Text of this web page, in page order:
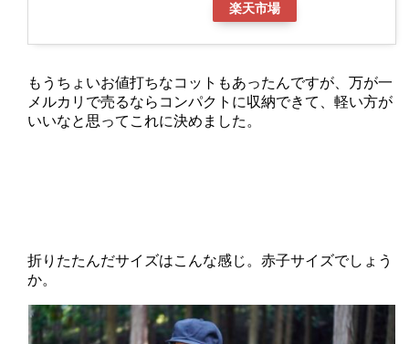
楽天市場
もうちょいお値打ちなコットもあったんですが、万が一
メルカリで売るならコンパクトに収納できて、軽い方が
いいなと思ってこれに決めました。
折りたたんだサイズはこんな感じ。赤子サイズでしょう
か。